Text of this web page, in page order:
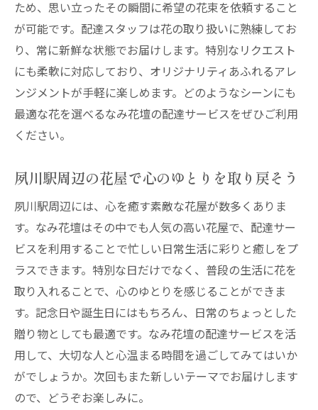
ため、思い立ったその瞬間に希望の花束を依頼すること
が可能です。配達スタッフは花の取り扱いに熟練してお
り、常に新鮮な状態でお届けします。特別なリクエスト
にも柔軟に対応しており、オリジナリティあふれるアレ
ンジメントが手軽に楽しめます。どのようなシーンにも
最適な花を選べるなみ花壇の配達サービスをぜひご利用
ください。
夙川駅周辺の花屋で心のゆとりを取り戻そう
夙川駅周辺には、心を癒す素敵な花屋が数多くありま
す。なみ花壇はその中でも人気の高い花屋で、配達サー
ビスを利用することで忙しい日常生活に彩りと癒しをプ
ラスできます。特別な日だけでなく、普段の生活に花を
取り入れることで、心のゆとりを感じることができま
す。記念日や誕生日にはもちろん、日常のちょっとした
贈り物としても最適です。なみ花壇の配達サービスを活
用して、大切な人と心温まる時間を過ごしてみてはいか
がでしょうか。次回もまた新しいテーマでお届けします
ので、どうぞお楽しみに。